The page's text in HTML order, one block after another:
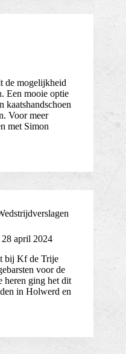
de mogelijkheid
Een mooie optie
kaatshandschoen
Voor meer
met Simon
april 2024
bij Kf de Trije
voor de
heren ging het dit
in Holwerd en